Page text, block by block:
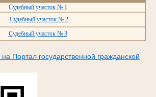
Судебный участок № 1
Судебный участок № 2
Судебный участок № 3
Портал государственной гражданской